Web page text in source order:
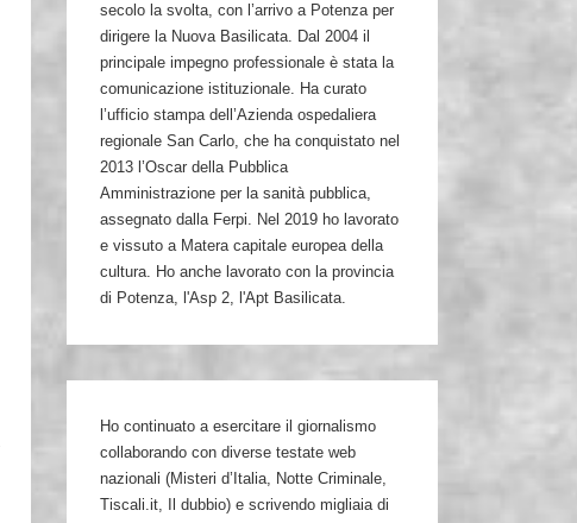
secolo la svolta, con l’arrivo a Potenza per
dirigere la Nuova Basilicata. Dal 2004 il
principale impegno professionale è stata la
comunicazione istituzionale. Ha curato
l’ufficio stampa dell’Azienda ospedaliera
regionale San Carlo, che ha conquistato nel
2013 l’Oscar della Pubblica
Amministrazione per la sanità pubblica,
assegnato dalla Ferpi. Nel 2019 ho lavorato
e vissuto a Matera capitale europea della
cultura. Ho anche lavorato con la provincia
di Potenza, l'Asp 2, l'Apt Basilicata.
Ho continuato a esercitare il giornalismo
collaborando con diverse testate web
nazionali (Misteri d’Italia, Notte Criminale,
Tiscali.it, Il dubbio) e scrivendo migliaia di